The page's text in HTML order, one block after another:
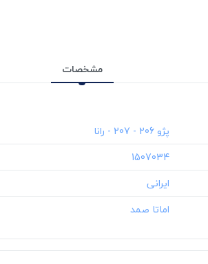
مشخصات
‎1507034